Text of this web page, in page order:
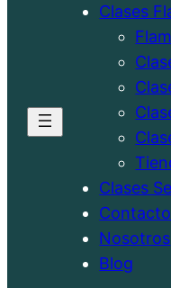
Clases
Clases
Contacto
Nosotros
Blog